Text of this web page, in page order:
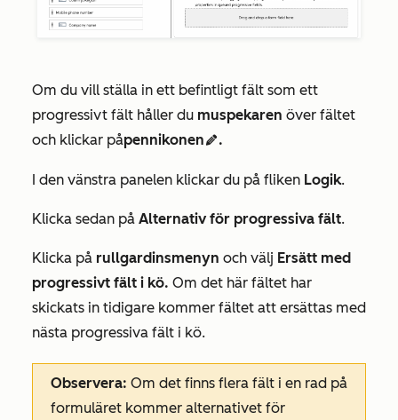
Om du vill ställa in ett befintligt fält som ett
progressivt fält håller du muspekaren över fältet
och klickar påpennikonenedit.
I den vänstra panelen klickar du på fliken Logik.
Klicka sedan på Alternativ för progressiva fält.
Klicka på rullgardinsmenyn och välj Ersätt med
progressivt fält i kö. Om det här fältet har
skickats in tidigare kommer fältet att ersättas med
nästa progressiva fält i kö.
Observera: Om det finns flera fält i en rad på
formuläret kommer alternativet för